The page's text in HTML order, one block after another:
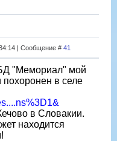
| Сообщение # 41
"Мемориал" мой
в селе
в Словакии.
находится